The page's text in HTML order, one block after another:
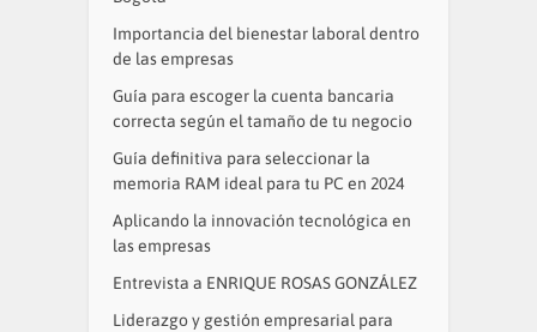
Importancia del bienestar laboral dentro
de las empresas
Guía para escoger la cuenta bancaria
correcta según el tamaño de tu negocio
Guía definitiva para seleccionar la
memoria RAM ideal para tu PC en 2024
Aplicando la innovación tecnológica en
las empresas
Entrevista a ENRIQUE ROSAS GONZÁLEZ
Liderazgo y gestión empresarial para